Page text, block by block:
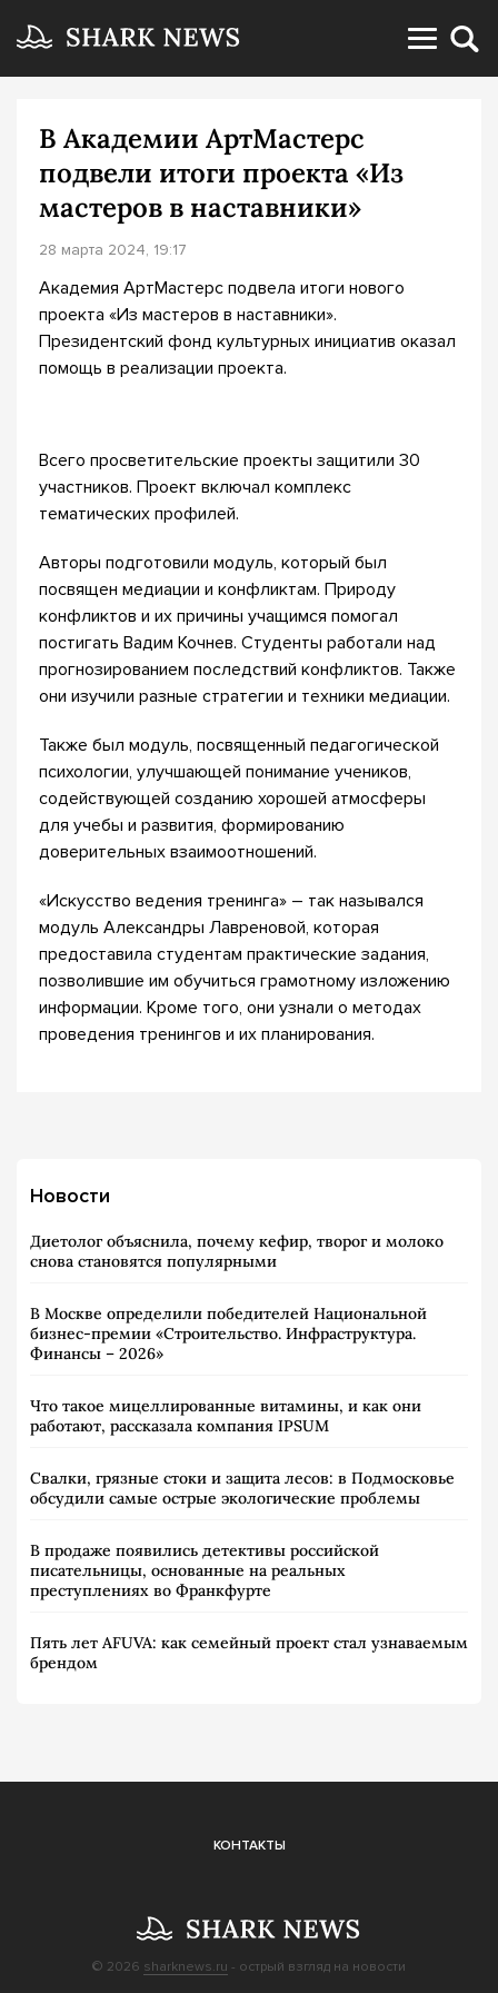
В Академии АртМастерс
подвели итоги проекта «Из
мастеров в наставники»
28 марта 2024, 19:17
Академия АртМастерс подвела итоги нового
проекта «Из мастеров в наставники».
Президентский фонд культурных инициатив оказал
помощь в реализации проекта.
Всего просветительские проекты защитили 30
участников. Проект включал комплекс
тематических профилей.
Авторы подготовили модуль, который был
посвящен медиации и конфликтам. Природу
конфликтов и их причины учащимся помогал
постигать Вадим Кочнев. Студенты работали над
прогнозированием последствий конфликтов. Также
они изучили разные стратегии и техники медиации.
Также был модуль, посвященный педагогической
психологии, улучшающей понимание учеников,
содействующей созданию хорошей атмосферы
для учебы и развития, формированию
доверительных взаимоотношений.
«Искусство ведения тренинга» – так назывался
модуль Александры Лавреновой, которая
предоставила студентам практические задания,
позволившие им обучиться грамотному изложению
информации. Кроме того, они узнали о методах
проведения тренингов и их планирования.
Новости
Диетолог объяснила, почему кефир, творог и молоко
снова становятся популярными
В Москве определили победителей Национальной
бизнес-премии «Строительство. Инфраструктура.
Финансы – 2026»
Что такое мицеллированные витамины, и как они
работают, рассказала компания IPSUM
Свалки, грязные стоки и защита лесов: в Подмосковье
обсудили самые острые экологические проблемы
В продаже появились детективы российской
писательницы, основанные на реальных
преступлениях во Франкфурте
Пять лет AFUVA: как семейный проект стал узнаваемым
брендом
КОНТАКТЫ
© 2026 sharknews.ru - острый взгляд на новости